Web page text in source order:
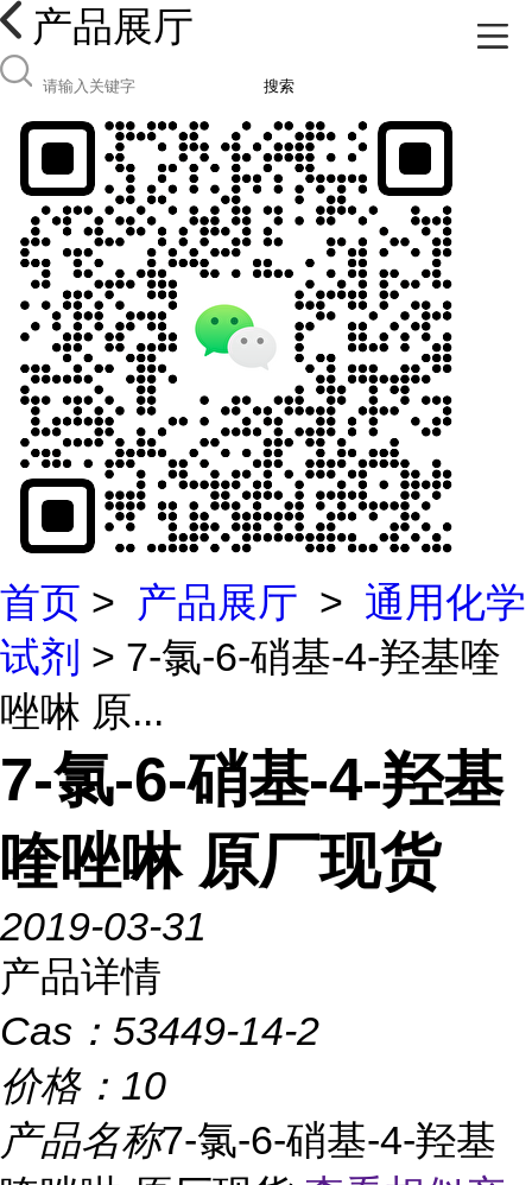
产品展厅
搜索
首页 > 产品展厅 > 通用化学
试剂 > 7-氯-6-硝基-4-羟基喹
唑啉 原...
7-氯-6-硝基-4-羟基
喹唑啉 原厂现货
2019-03-31
产品详情
Cas： 53449-14-2
价格： 10
产品名称7-氯-6-硝基-4-羟基